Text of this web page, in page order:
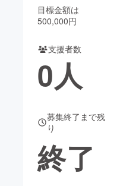
チャレンジ
CAMPFIRE Creation
目標金額は
500,000円
支援者数
0人
募集終了まで残
り
終了